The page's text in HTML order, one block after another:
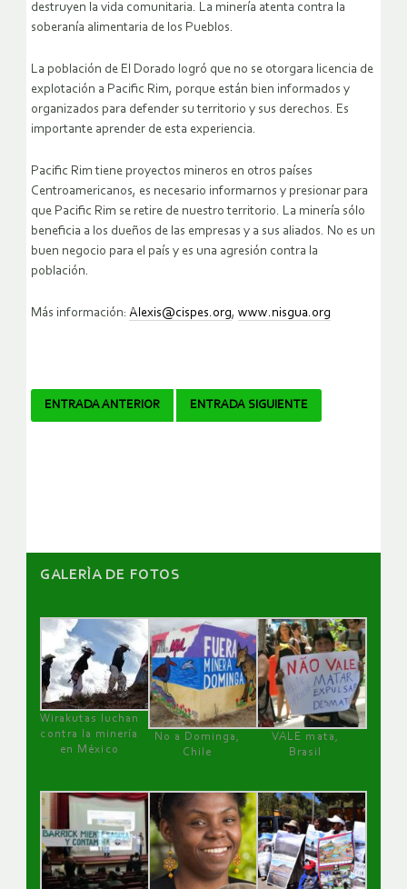
destruyen la vida comunitaria. La minería atenta contra la
soberanía alimentaria de los Pueblos.
La población de El Dorado logró que no se otorgara licencia de
explotación a Pacific Rim, porque están bien informados y
organizados para defender su territorio y sus derechos. Es
importante aprender de esta experiencia.
Pacific Rim tiene proyectos mineros en otros países
Centroamericanos, es necesario informarnos y presionar para
que Pacific Rim se retire de nuestro territorio. La minería sólo
beneficia a los dueños de las empresas y a sus aliados. No es un
buen negocio para el país y es una agresión contra la
población.
Más información: Alexis@cispes.org, www.nisgua.org
Navegador
ENTRADA ANTERIOR ENTRADA SIGUIENTE
GALERÌA DE FOTOS
Wirakutas luchan
contra la minería
en México
No a Dominga,
Chile
VALE mata,
Brasil